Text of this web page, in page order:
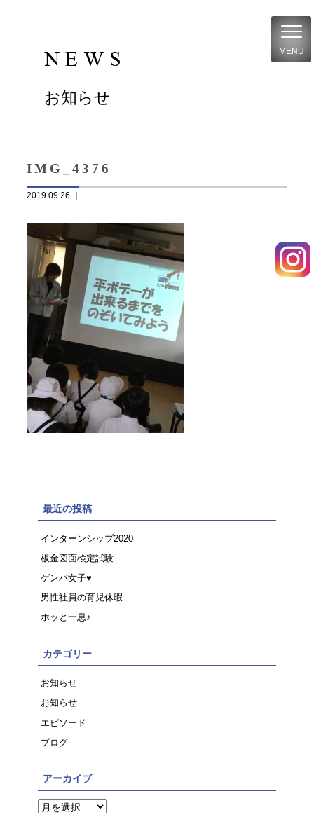
MENU
NEWS
お知らせ
IMG_4376
2019.09.26 ｜
最近の投稿
インターンシップ2020
板金図面検定試験
ゲンバ女子♥
男性社員の育児休暇
ホッと一息♪
カテゴリー
お知らせ
お知らせ
エピソード
ブログ
アーカイブ